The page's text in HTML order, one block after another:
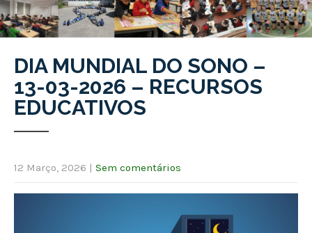
DIA MUNDIAL DO SONO –
13-03-2026 – RECURSOS
EDUCATIVOS
12 Março, 2026 | Sem comentários